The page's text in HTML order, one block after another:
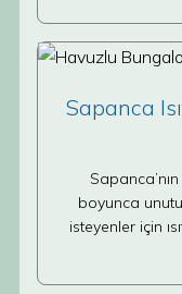
Sapanca
boyunca
isteyenler için